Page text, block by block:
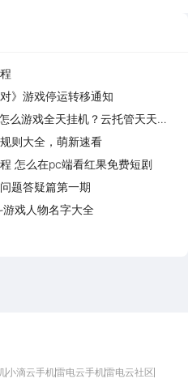
》游戏停运转移通知
么游戏全天挂机？云托管天天免
则大全，萌新速看
怎么在pc端看红果免费短剧
题答疑篇第一期
戏人物名字大全
小滴云手机雷电云手机雷电云社区